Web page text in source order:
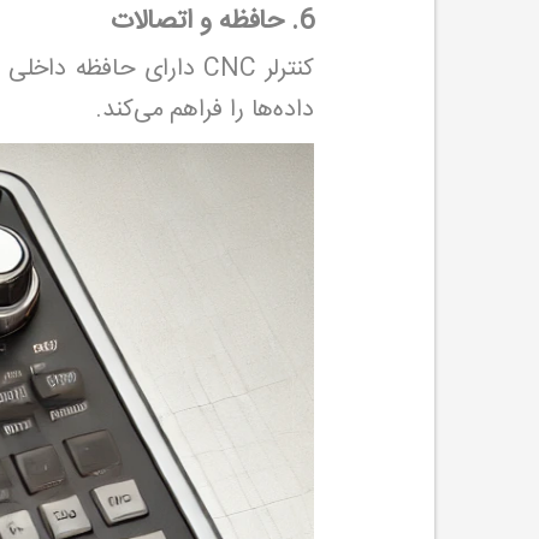
6. حافظه و اتصالات
داده‌ها را فراهم می‌کند.